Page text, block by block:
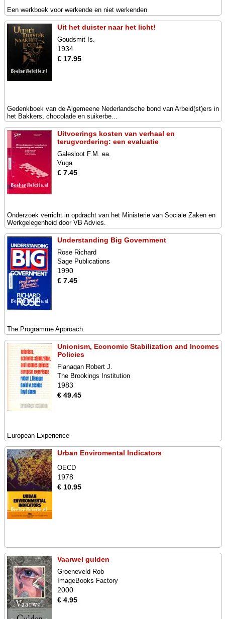
Een werkboek voor werkende en niet werkenden
Uit het duister naar het licht!
Goudsmit Is.
1934
€ 17.95
Gedenkboek van de Algemeene Nederlandsche bond van Arbeid(st)ers in
het Bakkers, chocolade en suikerbe...
Uitvoerings kosten van verhaal en
terugvordering: een evaluatie
Galesloot F.M. ea.
Vuga
€ 7.45
Onderzoek verricht in opdracht van het Ministerie van Sociale Zaken en
Werkgelegenheid door VB Advies.
Understanding Big Government
Rose Richard
Sage Publications
1990
€ 7.45
The Programme Approach.
Unionism, Economic Stabilization and Incomes
Policies
Flanagan Robert J.
The Brookings Institution
1983
€ 49.45
European Experience
Urban Enviromental Indicators
OECD
1978
€ 10.95
Vaarwel gulden
Groeneveld Rob
ImageBooks Factory
2000
€ 4.95